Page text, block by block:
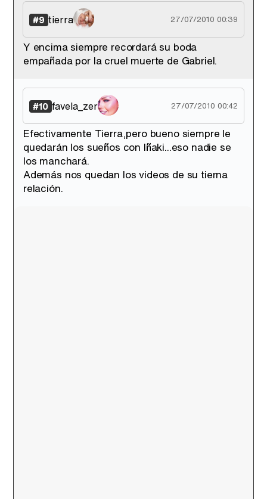
#9 tierra 27/07/2010 00:39
Y encima siempre recordará su boda
empañada por la cruel muerte de Gabriel.
#10 favela_zer 27/07/2010 00:42
Efectivamente Tierra,pero bueno siempre le
quedarán los sueños con Iñaki...eso nadie se
los manchará.
Además nos quedan los videos de su tierna
relación.